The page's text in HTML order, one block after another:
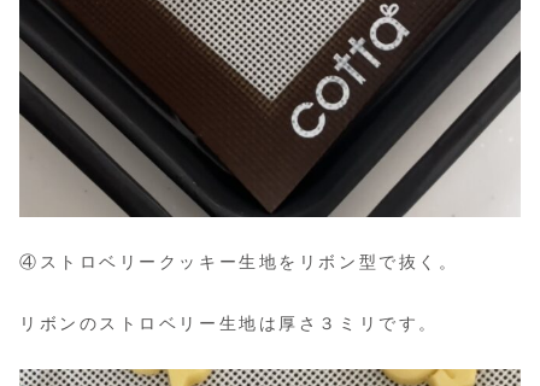
④ストロベリークッキー生地をリボン型で抜く。
リボンのストロベリー生地は厚さ３ミリです。